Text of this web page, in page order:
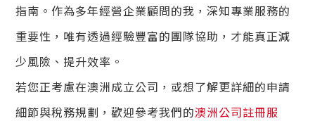
指南。作為多年經營企業顧問的我，深知專業服務的
重要性，唯有透過經驗豐富的團隊協助，才能真正減
少風險、提升效率。
若您正考慮在澳洲成立公司，或想了解更詳細的申請
細節與稅務規劃，歡迎參考我們的澳洲公司註冊服